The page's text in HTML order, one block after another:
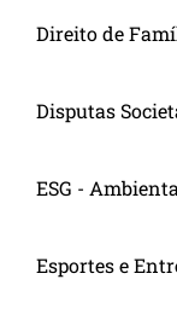
Direito de
Disputas
ESG -
Esportes e